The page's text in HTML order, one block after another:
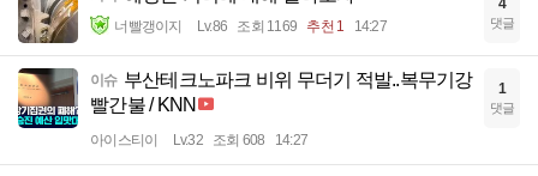
너빨갱이지 Lv.86 조회 1169 추천 1 14:27 댓글
이슈 부산테크노파크 비위 무더기 적발..복무기강
빨간불 / KNN
아이스티이 Lv.32 조회 608 14:27
1
댓글